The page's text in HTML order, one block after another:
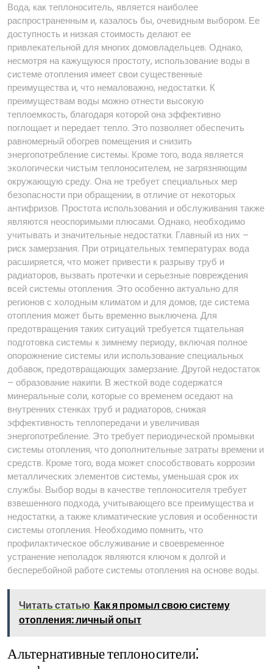
Вода, как теплоноситель, является наиболее
распространенным и, казалось бы, очевидным выбором. Ее
доступность и низкая стоимость делают ее
привлекательной для многих домовладельцев. Однако,
несмотря на кажущуюся простоту, использование воды в
системе отопления имеет свои существенные
преимущества и, что немаловажно, недостатки. К
преимуществам воды можно отнести высокую
теплоемкость, благодаря которой она эффективно
поглощает и передает тепло. Это позволяет обеспечить
равномерный обогрев помещения и снизить
энергопотребление системы. Кроме того, вода является
экологически чистым теплоносителем, не загрязняющим
окружающую среду. Она не требует специальных мер
безопасности при обращении, в отличие от некоторых
антифризов. Простота использования и обслуживания также
являются неоспоримыми плюсами. Однако, необходимо
учитывать и значительные недостатки. Главный из них –
риск замерзания. При отрицательных температурах вода
расширяется, что может привести к разрыву труб и
радиаторов, вызвать протечки и серьезные повреждения
всей системы отопления. Это особенно актуально для
регионов с холодным климатом и для домов, где система
отопления может быть временно выключена. Для
предотвращения таких ситуаций требуется тщательная
подготовка системы к зимнему периоду, включая полное
опорожнение системы или использование специальных
добавок, предотвращающих замерзание. Другой недостаток
– образование накипи. В жесткой воде содержатся
минеральные соли, которые со временем оседают на
внутренних стенках труб и радиаторов, снижая
эффективность теплопередачи и увеличивая
энергопотребление. Это требует периодической промывки
системы отопления, что дополнительные затраты времени и
средств. Кроме того, вода может способствовать коррозии
металлических элементов системы, уменьшая срок их
службы. Выбор воды в качестве теплоносителя требует
взвешенного подхода, учитывающего все преимущества и
недостатки, а также климатические условия и особенности
системы отопления. Необходимо помнить, что
профилактическое обслуживание и своевременное
устранение неполадок являются ключом к долгой и
бесперебойной работе системы отопления на основе воды.
Читать статью Как я промыл свою систему
отопления: личный опыт
Альтернативные теплоносители⁚